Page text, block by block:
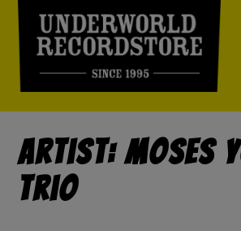
Artist: Moses
Trio